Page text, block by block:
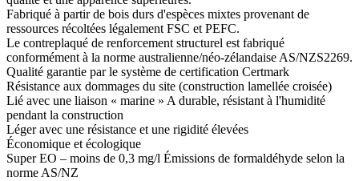
Fabriqué à partir de bois durs d'espèces mixtes provenant de
ressources récoltées légalement FSC et PEFC.
Le contreplaqué de renforcement structurel est fabriqué
conformément à la norme australienne/néo-zélandaise AS/NZS2269.
Qualité garantie par le système de certification Certmark
Résistance aux dommages du site (construction lamellée croisée)
Lié avec une liaison « marine » A durable, résistant à l'humidité
pendant la construction
Léger avec une résistance et une rigidité élevées
Économique et écologique
Super EO – moins de 0,3 mg/l Émissions de formaldéhyde selon la
norme AS/NZ